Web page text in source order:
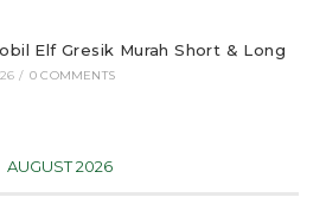
Elf Gresik Murah Short & Long
/ 0 COMMENTS
AUGUST 2026